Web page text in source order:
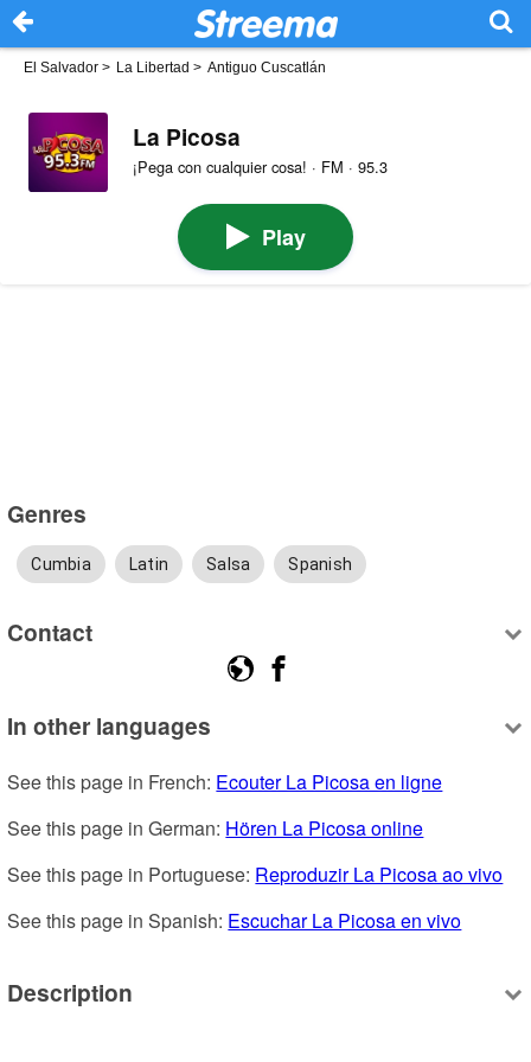
El Salvador > La Libertad > Antiguo Cuscatlán
La Picosa
¡Pega con cualquier cosa! · FM · 95.3
Play
Genres
Cumbia Latin Salsa Spanish
Contact
In other languages
See this page in French: Ecouter La Picosa en ligne
See this page in German: Hören La Picosa online
See this page in Portuguese: Reproduzir La Picosa ao vivo
See this page in Spanish: Escuchar La Picosa en vivo
Description